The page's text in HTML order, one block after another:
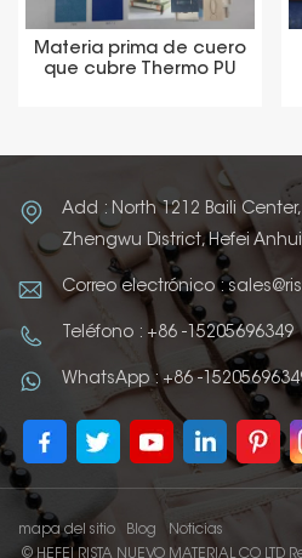
Materia prima de cuero
que cubre Thermo PU
Add : North 1212 Baili
Zhengwu District, Hefei
Correo electrónico :
Teléfono : +86 -15205696349
WhatsApp : +86 -
mapa del sitio Blog
Noticias
© HEFEI RISTA NUEVO MATERIAL CO